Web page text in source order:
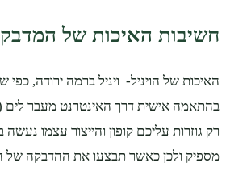
חשיבות האיכות של
האיכות של הויניל- ויניל ברמה ירודה,
בהתאמה אישית דרך האינטרנט מעבר לים
רק גוזרות עליכם קופון והייצור עצמו
מספיק ולכן כאשר תבצעו את ההדבקה של